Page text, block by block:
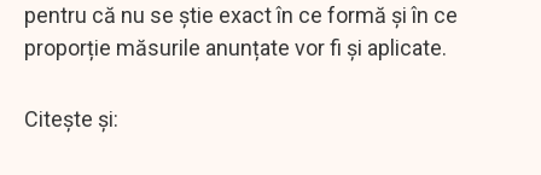
pentru că nu se știe exact în ce formă și în ce
proporție măsurile anunțate vor fi și aplicate.
Citește și: